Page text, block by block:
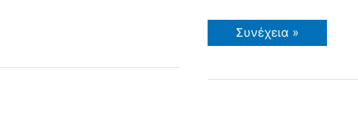
Καλλιέργεια
Μπάμιας.
Συμβουλές.
Συνέχεια »